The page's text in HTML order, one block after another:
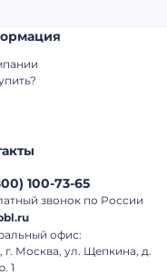
) 100-73-65
звонок по России
офис:
г. Москва, ул. Щепкина, д.
1